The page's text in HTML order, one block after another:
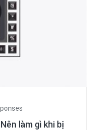
làm gì khi bị